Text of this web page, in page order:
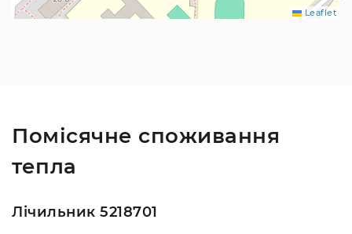
Leaflet
Помісячне споживання
тепла
Лічильник 5218701